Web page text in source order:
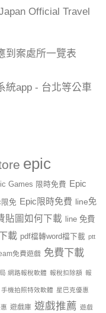
Official Travel
到案處所一覽表
統app - 台北等公車
epic
Games 限時免費 Epic
免 Epic限時免費 line免
貼圖如何下載
line 免費
載 pdf檔轉word檔下載 ptt
免費遊戲 免費下載
網路報稅軟體 報稅扣除額 報
手機拍照特效軟體 星巴克優惠
遊戲庫 遊戲推薦 遊戲